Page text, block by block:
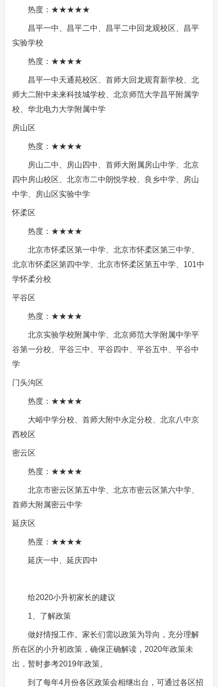
热度：★★★★★
昌平一中、昌平二中、昌平二中回龙观校区、昌平
实验学校
热度：★★★★
昌平一中天通苑校区、首师大回龙观育新学校、北
师大二附中未来科技城学校、北京师范大学昌平附属学
校、华北电力大学附属中学
房山区
热度：★★★★
房山二中、房山四中、首师大附属房山中学、北京
四中房山校区、北京市二中朗悦学校、良乡中学、房山
中学、房山区实验中学
怀柔区
热度：★★★★
北京市怀柔区第一中学、北京市怀柔区第三中学、
北京市怀柔区第四中学、北京市怀柔区第五中学、101中
学怀柔分校
平谷区
热度：★★★★
北京实验学校附属中学、北京师范大学附属中学平
谷第一分校、平谷三中、平谷四中、平谷五中、平谷中
学
门头沟区
热度：★★★★
大峪中学分校、首师大附中永定分校、北京八中京
西校区
密云区
热度：★★★★
北京市密云区第五中学、北京市密云区第六中学、
首师大附属密云中学
延庆区
热度：★★★★
延庆一中、延庆四中
给2020小升初家长的建议
1、了解政策
做好情报工作。家长们需以政策为导向，充分理解
所在区的小升初政策，确保正确解读，2020年政策未
出，暂时参考2019年政策。
到了每年4月份各区政策会相继出台，可通过各区招